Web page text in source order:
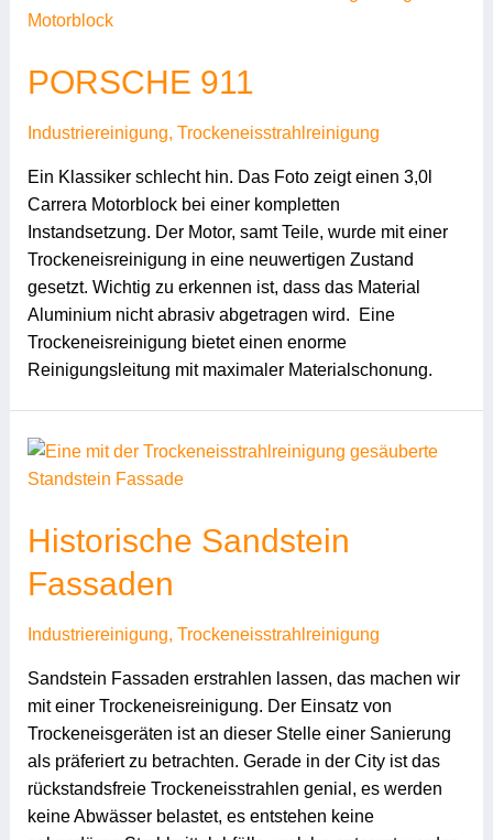
PORSCHE 911
Industriereinigung, Trockeneisstrahlreinigung
Ein Klassiker schlecht hin. Das Foto zeigt einen 3,0l
Carrera Motorblock bei einer kompletten
Instandsetzung. Der Motor, samt Teile, wurde mit einer
Trockeneisreinigung in eine neuwertigen Zustand
gesetzt. Wichtig zu erkennen ist, dass das Material
Aluminium nicht abrasiv abgetragen wird. Eine
Trockeneisreinigung bietet einen enorme
Reinigungsleitung mit maximaler Materialschonung.
Historische Sandstein
Fassaden
Industriereinigung, Trockeneisstrahlreinigung
Sandstein Fassaden erstrahlen lassen, das machen wir
mit einer Trockeneisreinigung. Der Einsatz von
Trockeneisgeräten ist an dieser Stelle einer Sanierung
als präferiert zu betrachten. Gerade in der City ist das
rückstandsfreie Trockeneisstrahlen genial, es werden
keine Abwässer belastet, es entstehen keine